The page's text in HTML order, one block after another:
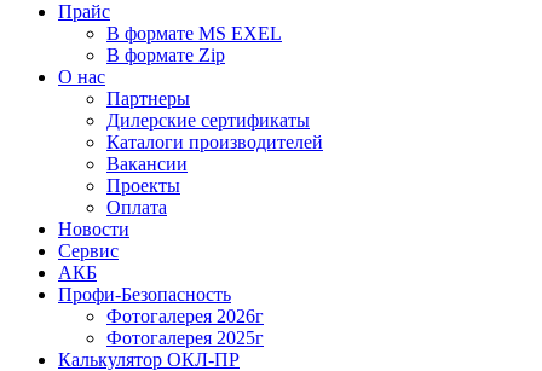
Прайс
В формате MS EXEL
В формате Zip
О нас
Партнеры
Дилерские сертификаты
Каталоги производителей
Вакансии
Проекты
Оплата
Новости
Сервис
АКБ
Профи-Безопасность
Фотогалерея 2026г
Фотогалерея 2025г
Калькулятор ОКЛ-ПР